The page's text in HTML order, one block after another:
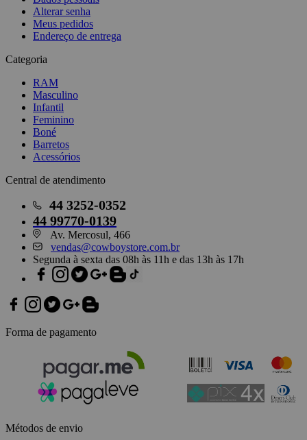
Alterar senha
Meus pedidos
Endereço de entrega
Categoria
RAM
Masculino
Infantil
Feminino
Boné
Barretos
Acessórios
Central de atendimento
44 3252-0352
44 99770-0139
Av. Mercosul, 466
vendas@cowboystore.com.br
Segunda à sexta das 08h às 11h e das 13h às 17h
Forma de pagamento
Métodos de envio